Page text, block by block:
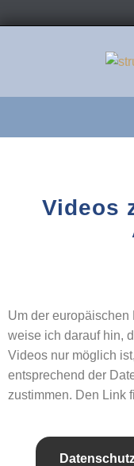
Videos
Um der
weise ich darauf hin,
Videos nur möglich
entsprechend der
zustimmen. Den Link